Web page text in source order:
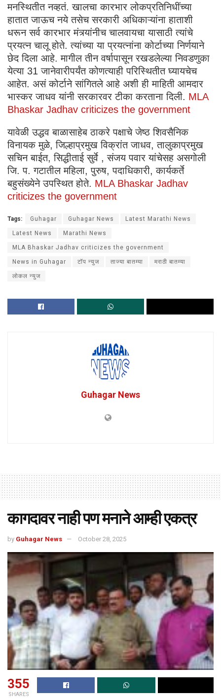
मनस्थितीत नव्हतं. खालचा कारभार लोकप्रतिनिधींच्या
हातात जाऊच नये तसेच सरकारी अधिकाऱ्यांना हाताशी
धरून सर्व कारभार मंत्र्यांनीच चालवायचा यासाठी त्यांचे
प्रयत्न चालू होते. त्यांच्या या प्रयत्नांना कोर्टाच्या निर्णयाने
छेद दिला आहे. मागील तीन वर्षापासून रखडलेल्या निवडणुका
येत्या 31 जानेवारीपर्यंत कोणत्याही परिस्थितीत घ्यायचेच
आहेत. असं कोर्टाने सांगितले आहे अशी ही माहिती आमदार
भास्कर जाधव यांनी सरकारवर टीका करताना दिली. MLA
Bhaskar Jadhav criticizes the government
यावेळी उद्धव बाळासाहेब ठाकरे पक्षाचे जेष्ठ शिवसैनिक
विनायक मुळे, जिल्हाप्रमुख विक्रांत जाधव, तालुकाप्रमुख
सचिन बाईत, सिद्धीताई सुर्वे , संजय पवार यांचेसह असगोली
जि. प. गटातील महिला, पुरुष, पदाधिकारी, कार्यकर्ते
बहुसंख्येने उपस्थित होते. MLA Bhaskar Jadhav
criticizes the government
Tags: Guhagar Guhagar News Latest Marathi News
Latest News Marathi News
MLA Bhaskar Jadhav criticizes the government
News in Guhagar टॉप न्युज ताज्या बातम्या मराठी बातम्या
लोकल न्युज
Guhagar News
कागदावर नाही पण मनाने आम्ही एकत्र
by Guhagar News October 28, 2025
355
SHARES